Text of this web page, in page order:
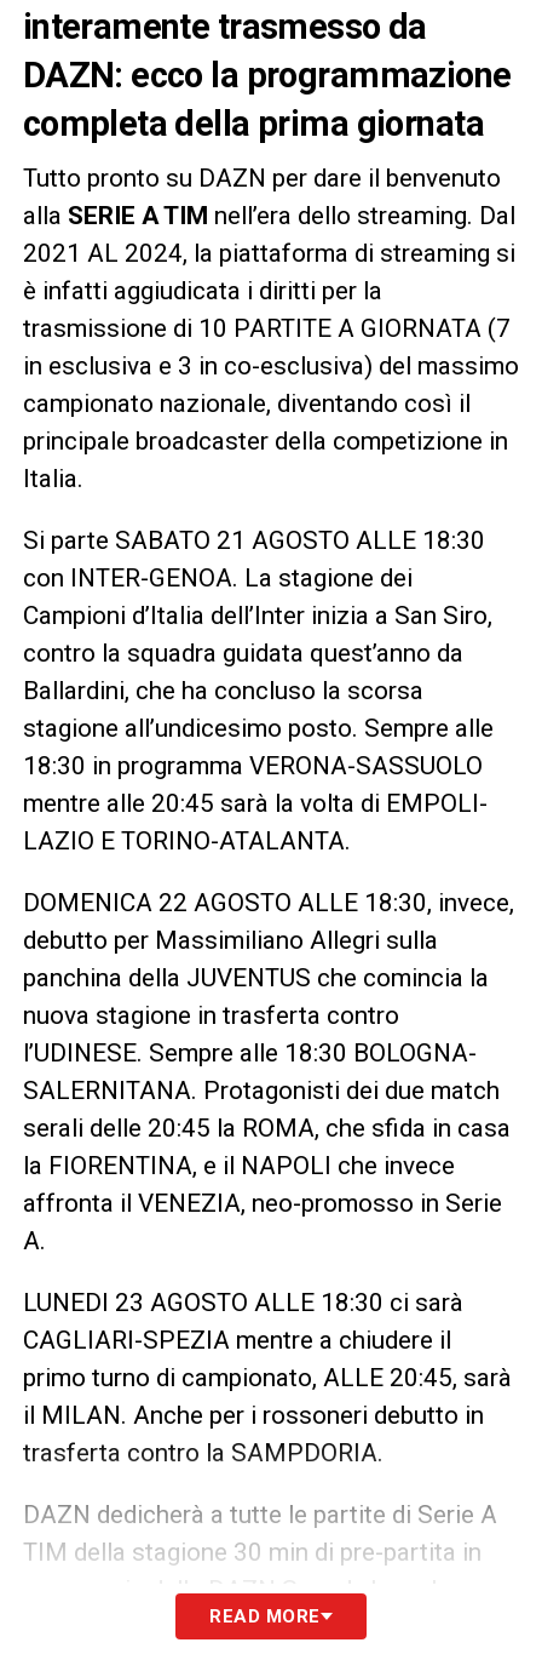
interamente trasmesso da
DAZN: ecco la programmazione
completa della prima giornata
Tutto pronto su DAZN per dare il benvenuto
alla SERIE A TIM nell’era dello streaming. Dal
2021 AL 2024, la piattaforma di streaming si
è infatti aggiudicata i diritti per la
trasmissione di 10 PARTITE A GIORNATA (7
in esclusiva e 3 in co-esclusiva) del massimo
campionato nazionale, diventando così il
principale broadcaster della competizione in
Italia.
Si parte SABATO 21 AGOSTO ALLE 18:30
con INTER-GENOA. La stagione dei
Campioni d’Italia dell’Inter inizia a San Siro,
contro la squadra guidata quest’anno da
Ballardini, che ha concluso la scorsa
stagione all’undicesimo posto. Sempre alle
18:30 in programma VERONA-SASSUOLO
mentre alle 20:45 sarà la volta di EMPOLI-
LAZIO E TORINO-ATALANTA.
DOMENICA 22 AGOSTO ALLE 18:30, invece,
debutto per Massimiliano Allegri sulla
panchina della JUVENTUS che comincia la
nuova stagione in trasferta contro
l’UDINESE. Sempre alle 18:30 BOLOGNA-
SALERNITANA. Protagonisti dei due match
serali delle 20:45 la ROMA, che sfida in casa
la FIORENTINA, e il NAPOLI che invece
affronta il VENEZIA, neo-promosso in Serie
A.
LUNEDI 23 AGOSTO ALLE 18:30 ci sarà
CAGLIARI-SPEZIA mentre a chiudere il
primo turno di campionato, ALLE 20:45, sarà
il MILAN. Anche per i rossoneri debutto in
trasferta contro la SAMPDORIA.
DAZN dedicherà a tutte le partite di Serie A
TIM della stagione 30 min di pre-partita in
compagnia della DAZN Squad che nel
weekend di kick off della Serie A TIM vedrà
READ MORE